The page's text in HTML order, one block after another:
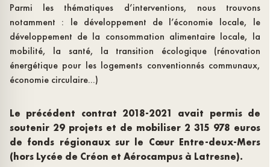
Parmi les thématiques d’interventions, nous trouvons
notamment : le développement de l’économie locale, le
développement de la consommation alimentaire locale, la
mobilité, la santé, la transition écologique (rénovation
énergétique pour les logements conventionnés communaux,
économie circulaire...)
Le précédent contrat 2018-2021 avait permis de
soutenir 29 projets et de mobiliser 2 315 978 euros
de fonds régionaux sur le Cœur Entre-deux-Mers
(hors Lycée de Créon et Aérocampus à Latresne).